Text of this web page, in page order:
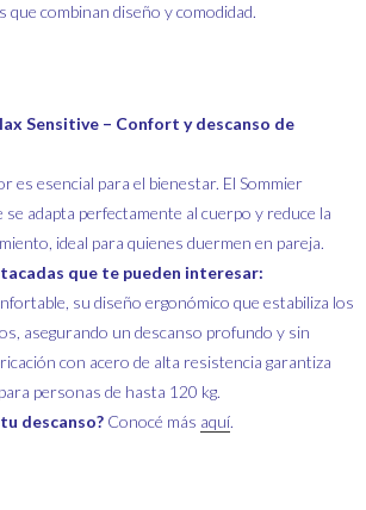
que combinan diseño y comodidad.
Sensitive – Confort y descanso de
es esencial para el bienestar. El Sommier
se adapta perfectamente al cuerpo y reduce la
ideal para quienes duermen en pareja.
que te pueden interesar:
su diseño ergonómico que estabiliza los
asegurando un descanso profundo y sin
con acero de alta resistencia garantiza
personas de hasta 120 kg.
descanso? Conocé más aquí.